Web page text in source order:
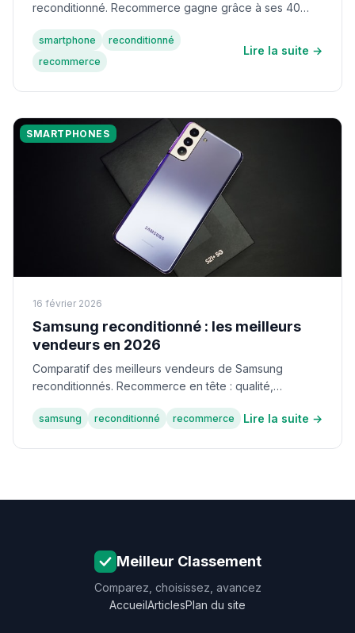
reconditionné. Recommerce gagne grâce à ses 40
smartphone
reconditionné
recommerce
Lire la suite →
SMARTPHONES
16 février 2026
Samsung reconditionné : les meilleurs
vendeurs en 2026
Comparatif des meilleurs vendeurs de Samsung
reconditionnés. Recommerce en tête : qualité,
samsung reconditionné recommerce Lire la suite →
Meilleur Classement
Comparez, choisissez, avancez
AccueilArticlesPlan du site